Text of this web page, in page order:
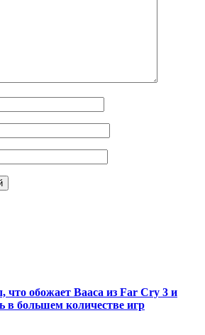
обожает Вааса из Far Cry 3 и
в большем количестве игр